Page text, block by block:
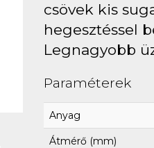
csövek kis
hegesztéssel
Legnagyobb
Paraméterek
Anyag
Átmérő (mm)